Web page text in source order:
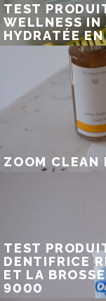
TEST
WELLNESS IN
HYDRATÉE
ZOOM CLEAN
TEST
DENTIFRICE
ET LA
9000